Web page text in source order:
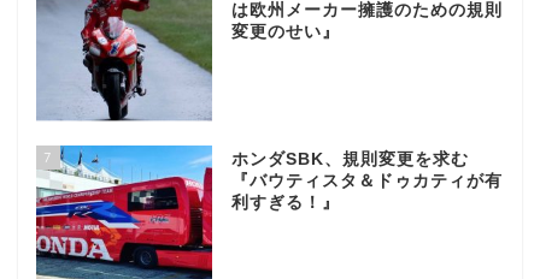
は欧州メーカー擁護のための規則
変更のせい』
7
ホンダSBK、規則変更を求む
『バウティスタ＆ドゥカティが有
利すぎる！』